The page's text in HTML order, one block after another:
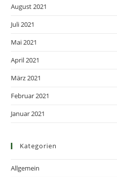
August 2021
Juli 2021
Mai 2021
April 2021
März 2021
Februar 2021
Januar 2021
Kategorien
Allgemein